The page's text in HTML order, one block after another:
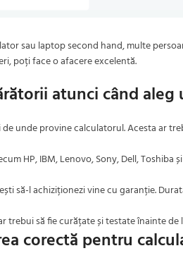
sau laptop second hand, multe
poți face o afacere excelentă.
atunci când
de unde provine calculatorul. Acesta ar
HP, IBM, Lenovo, Sony, Dell,
să-l achiziționezi vine cu garanție.
trebui să fie curățate și testate înainte
corectă pentru